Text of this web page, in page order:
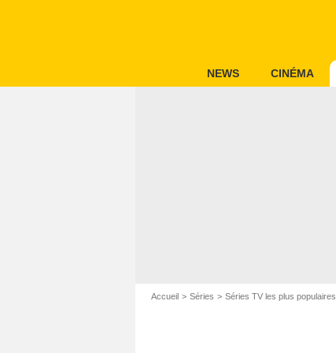
NEWS CINÉMA
Accueil Séries Séries TV les plus populaires